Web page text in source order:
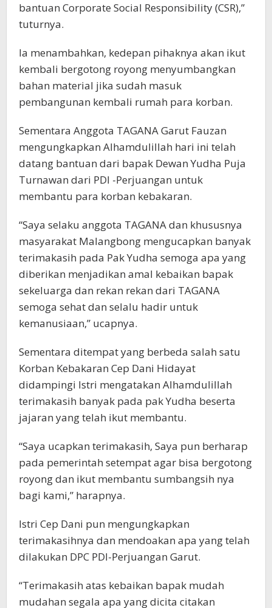
bantuan Corporate Social Responsibility (CSR),”
tuturnya.
Ia menambahkan, kedepan pihaknya akan ikut
kembali bergotong royong menyumbangkan
bahan material jika sudah masuk
pembangunan kembali rumah para korban.
Sementara Anggota TAGANA Garut Fauzan
mengungkapkan Alhamdulillah hari ini telah
datang bantuan dari bapak Dewan Yudha Puja
Turnawan dari PDI -Perjuangan untuk
membantu para korban kebakaran.
“Saya selaku anggota TAGANA dan khususnya
masyarakat Malangbong mengucapkan banyak
terimakasih pada Pak Yudha semoga apa yang
diberikan menjadikan amal kebaikan bapak
sekeluarga dan rekan rekan dari TAGANA
semoga sehat dan selalu hadir untuk
kemanusiaan,” ucapnya.
Sementara ditempat yang berbeda salah satu
Korban Kebakaran Cep Dani Hidayat
didampingi Istri mengatakan Alhamdulillah
terimakasih banyak pada pak Yudha beserta
jajaran yang telah ikut membantu.
“Saya ucapkan terimakasih, Saya pun berharap
pada pemerintah setempat agar bisa bergotong
royong dan ikut membantu sumbangsih nya
bagi kami,” harapnya.
Istri Cep Dani pun mengungkapkan
terimakasihnya dan mendoakan apa yang telah
dilakukan DPC PDI-Perjuangan Garut.
“Terimakasih atas kebaikan bapak mudah
mudahan segala apa yang dicita citakan